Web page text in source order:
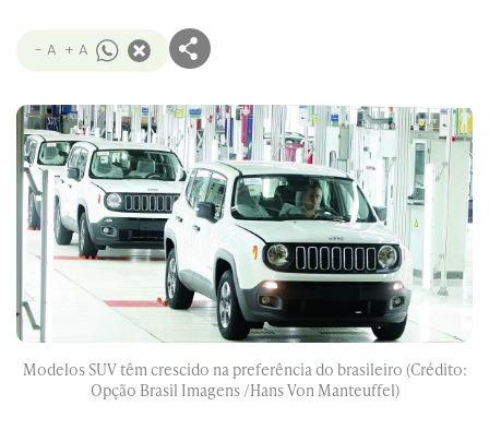
- A + A
Modelos SUV têm crescido na preferência do brasileiro (Crédito:
Opção Brasil Imagens /Hans Von Manteuffel)